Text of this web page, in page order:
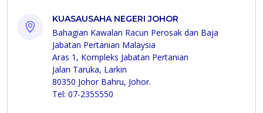
KUASAUSAHA NEGERI JOHOR
Bahagian Kawalan Racun Perosak dan Baja
Jabatan Pertanian Malaysia
Aras 1, Kompleks Jabatan Pertanian
Jalan Taruka, Larkin
80350 Johor Bahru, Johor.
Tel: 07-2355550